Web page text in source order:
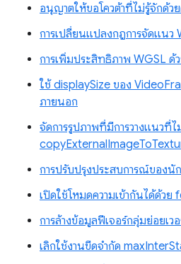
อนุญาตให้ขอโควต้าที่ไม่รู้จักด้ว
การเปลี่ยนแปลงกฎการจัดแนว
การเพิ่มประสิทธิภาพ WGSL ด้
ใช้ displaySize ของ
ภายนอก
จัดการรูปภาพที่มีการวางแนวที่ไ
การปรับปรุงประสบการณ์ของ
เปิดใช้โหมดความเข้ากันได้ด้ว
การล้างข้อมูลฟีเจอร์กลุ่มย่อยเว
เลิกใช้งานขีดจำกัด